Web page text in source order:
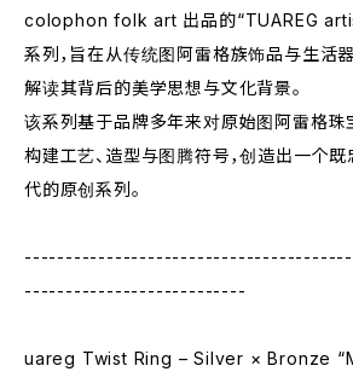
colophon folk art 出品的“TUAREG
系列，旨在从传统图阿雷格族饰品与生活
解读其背后的美学思想与文化背景。
该系列基于品牌多年来对原始图阿雷格珠
构建工艺、造型与图腾符号，创造出一个既
代的原创系列。
---------------------------
uareg Twist Ring – Silver × Bronze